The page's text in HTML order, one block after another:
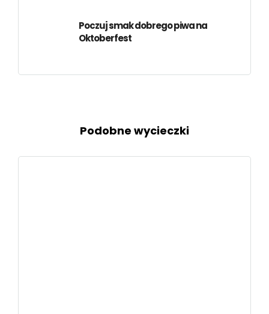
Poczuj smak dobrego piwa na
Oktoberfest
Podobne wycieczki